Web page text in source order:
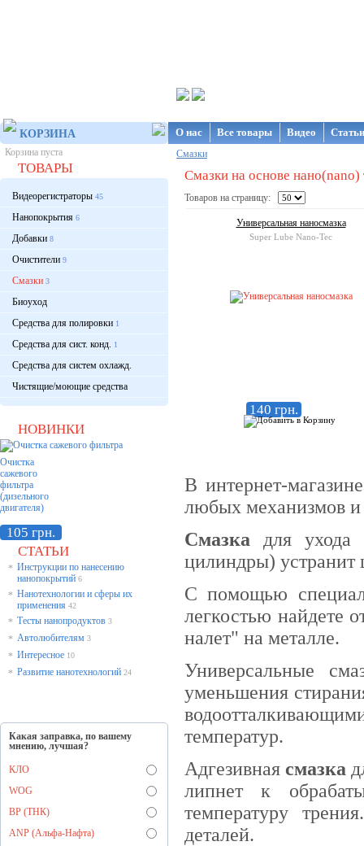
КОРЗИНА
Корзина пуста
ТОВАРЫ
Видеорегистраторы 45
Нанопокрытия 6
Добавки 8
Очистители 9
Смазки 3
Биоуход
Средства для полировки 1
Средства для сист. конд. 1
Средства для систем охлажд.
Чистящие/моющие средства
НОВИНКИ
Очистка
сажевого
фильтра
(дизельного
двигателя)
105 грн.
СТАТЬИ
* Инструкции по нанесению
нанопокрытий 6
* Нанотехнологии и сферы их
применения 42
* Тесты нанопродуктов 3
* Автолюбителям 3
* Интересное 10
* Развитие нанотехнологий 24
Какая заправка, по вашему
мнению, лучшая?
КЛО
WOG
BP (ТНК)
ANP (Альфа-Нафта)
О нас Все товары Видео
Смазки
Смазки на основе нано(nano)
Товаров на страницу:
Универсальная наносмазка
Super Lube Nano-Tec
140 грн.
В интернет-
любых механизмов и
Смазка для ухода
цилиндры) устранит
С помощью
легкостью найдете
налет" на металле.
Универсальные
уменьшения
температур.
Адгезивнаясмазка
липнет к
температуру
деталей.